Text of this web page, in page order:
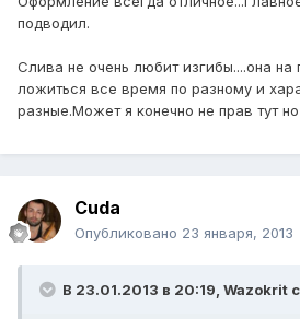
подводил.
Слива не очень любит изгибы....она на
ложиться все время по разному и
разные.Может я конечно не прав тут
Cuda
Опубликовано 23 января, 2013
В 23.01.2013 в 20:19, Wazokrit